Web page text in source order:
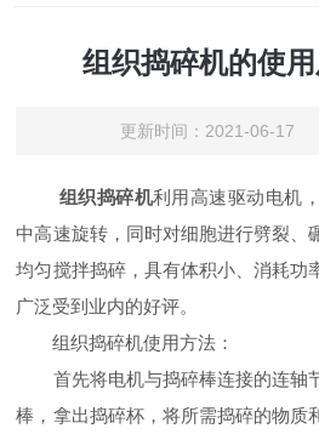
组织捣碎机的使
更新时间：2021-06-17
组织捣碎机利用高速驱动电机
中高速旋转，同时对细胞进行劈裂、
均匀搅拌捣碎，具有体积小、消耗功
广泛受到业内的好评。
组织捣碎机使用方法：
首先将电机与捣碎棒连接的连轴
棒，拿出捣碎杯，将所需捣碎的物质